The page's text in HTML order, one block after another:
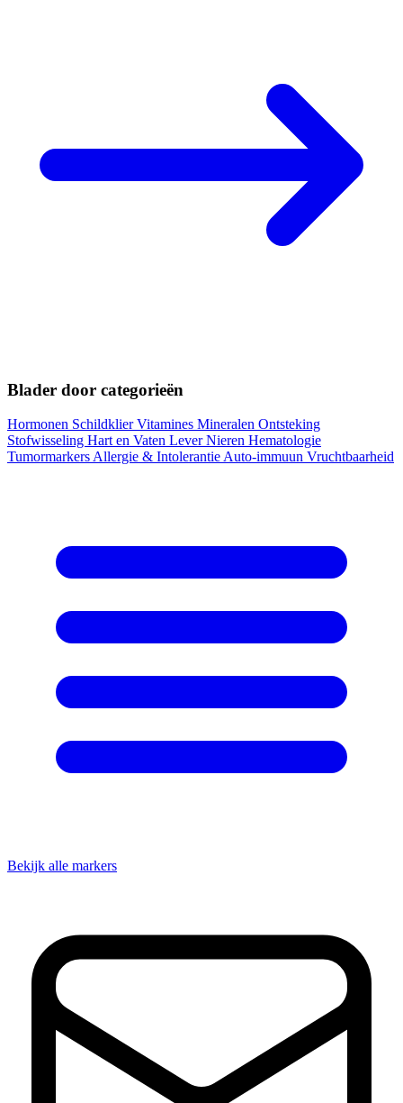
Blader door categorieën
Hormonen SchildklierVitamines Mineralen Ontsteking
Stofwisseling Hart en Vaten LeverNieren Hematologie
Tumormarkers Allergie & Intolerantie Auto-immuun Vruchtbaarheid
Bekijk alle markers